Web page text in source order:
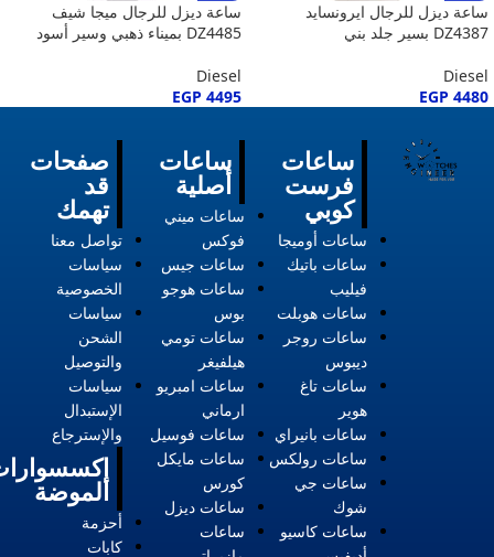
ساعة ديزل للرجال ايرونسايد
DZ4387 بسير جلد بني
Diesel
EGP 4480
ساعة ديزل للرجال ميجا شيف
DZ4485 بميناء ذهبي وسير أسود
Diesel
EGP 4495
صفحات
قد
تهمك
تواصل معنا
سياسات
الخصوصية
سياسات
الشحن
والتوصيل
سياسات
الإستبدال
والإسترجاع
الموضة
أحزمة
كابات
ساعات
أصلية
ساعات ميني
فوكس
ساعات جيس
ساعات هوجو
بوس
ساعات تومي
هيلفيغر
ساعات امبريو
ارماني
ساعات فوسيل
ساعات مايكل
كورس
ساعات ديزل
ساعات
ساعات
فرست
كوبي
ساعات أوميجا
ساعات باتيك
فيليب
ساعات هوبلت
ساعات روجر
ديبوس
ساعات تاغ
هوير
ساعات بانيراي
ساعات رولكس
ساعات جي
شوك
ساعات كاسيو